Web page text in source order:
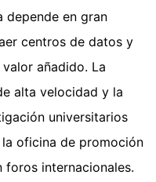
depende en gran
centros de datos y
añadido. La
alta velocidad y la
universitarios
oficina de promoción
foros internacionales.